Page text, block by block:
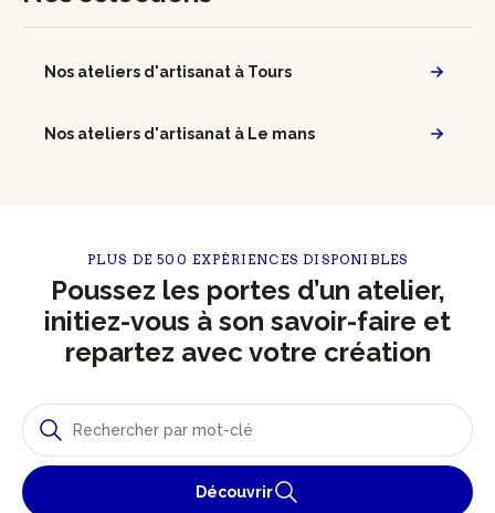
Nos ateliers d'artisanat à Tours
Nos ateliers d'artisanat à Le mans
PLUS DE 500 EXPÉRIENCES DISPONIBLES
Poussez les portes d’un atelier,
initiez-vous à son savoir-faire et
repartez avec votre création
Découvrir